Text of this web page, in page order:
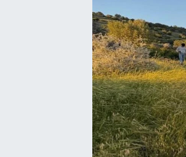
Özel Haber
Kültür Sanat